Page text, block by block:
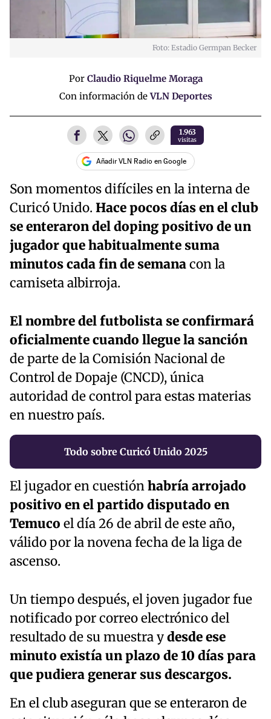
Foto: Estadio Germpan Becker
Por Claudio Riquelme Moraga
Con información deVLN Deportes
1.963
visitas
Añadir VLN Radio en Google
Son momentos difíciles en la interna de
Curicó Unido. Hace pocos días en el club
se enteraron del doping positivo de un
jugador que habitualmente suma
minutos cada fin de semanacon la
camiseta albirroja.
El nombre del futbolista se confirmará
oficialmente cuando llegue la sanción
de parte de la Comisión Nacional de
Control de Dopaje (CNCD), única
autoridad de control para estas materias
en nuestro país.
Todo sobre Curicó Unido 2025
El jugador en cuestiónhabría arrojado
positivo en el partido disputado en
Temuco el día 26 de abril de este año,
válido por la novena fecha de la liga de
ascenso.
Un tiempo después, el joven jugador fue
notificado por correo electrónico del
resultado de su muestra ydesde ese
minuto existía un plazo de 10 días para
que pudiera generar sus descargos.
En el club aseguran que se enteraron de